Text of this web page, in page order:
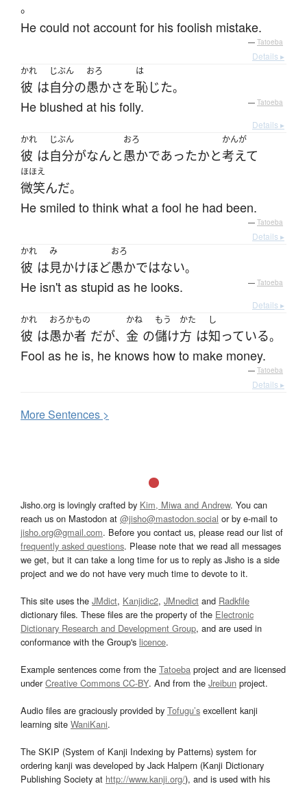
。
He could not account for his foolish mistake.
— Tatoeba
Details ▸
かれ
彼 は
じぶん
自分の
おろ
愚かさを
は
恥じた。
He blushed at his folly. — Tatoeba
Details ▸
かれ
彼 は
じぶん
自分がなんと
おろ
愚かであったかと
かんが
考えて
ほほえ
微笑んだ。
He smiled to think what a fool he had been.
— Tatoeba
Details ▸
かれ
彼 は
み
見かけほど
おろ
愚かではない。
He isn't as stupid as he looks. — Tatoeba
Details ▸
かれ
彼 は
おろかもの
愚か者 だが、
かね
金 の
もう
儲け
かた
方 は
し
知っている。
Fool as he is, he knows how to make money.
— Tatoeba
Details ▸
MoreSentences >
Jisho.org is lovingly crafted by Kim, Miwa and Andrew. You can
reach us on Mastodon at @jisho@mastodon.social or by e-mail to
jisho.org@gmail.com. Before you contact us, please read our list of
frequently asked questions. Please note that we read all messages
we get, but it can take a long time for us to reply as Jisho is a side
project and we do not have very much time to devote to it.
This site uses the JMdict, Kanjidic2, JMnedict and Radkfile
dictionary files. These files are the property of the Electronic
Dictionary Research and Development Group, and are used in
conformance with the Group's licence.
Example sentences come from the Tatoeba project and are licensed
underCreative Commons CC-BY. And from the Jreibun project.
Audio files are graciously provided by Tofugu’s excellent kanji
learning site WaniKani.
The SKIP (System of Kanji Indexing by Patterns) system for
ordering kanji was developed by Jack Halpern (Kanji Dictionary
Publishing Society at http://www.kanji.org/), and is used with his